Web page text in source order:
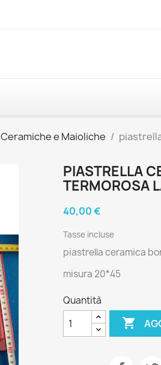
Ceramiche e Maioliche
PIASTRELLA
TERMOROSA
40,00 €
Tasse incluse
piastrella ceramica
misura 20*45
Quantità
